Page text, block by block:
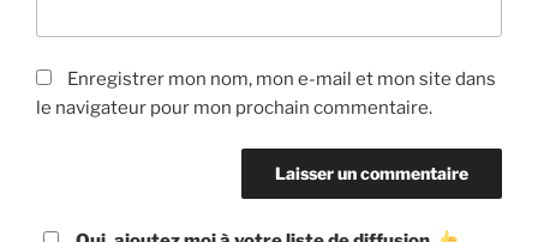
Enregistrer mon nom, mon e-mail et mon site dans
le navigateur pour mon prochain commentaire.